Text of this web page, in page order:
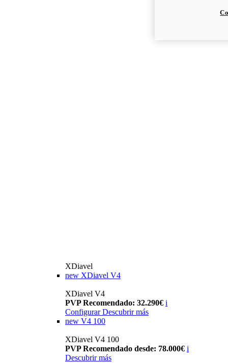
XDiavel
new XDiavel V4
XDiavel V4
PVP Recomendado: 32.290€ i
Configurar Descubrir más
new V4 100
XDiavel V4 100
PVP Recomendado desde: 78.000€ i
Descubrir más